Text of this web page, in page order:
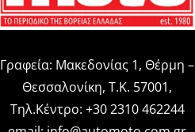
Γραφεία: Μακεδονίας 1, Θέρμη –
Θεσσαλονίκη, Τ.Κ. 57001,
Τηλ.Κέντρο: +30 2310 462244